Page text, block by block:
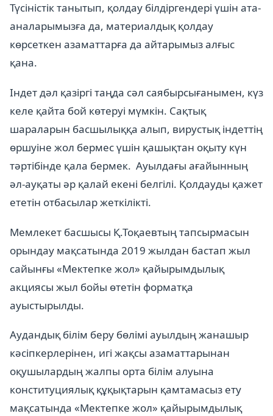
Түсіністік танытып, қолдау білдіргендері үшін ата-
аналарымызға да, материалдық қолдау
көрсеткен азаматтарға да айтарымыз алғыс
қана.
Індет дәл қазіргі таңда сәл саябырсығанымен, күз
келе қайта бой көтеруі мүмкін. Сақтық
шараларын басшылыққа алып, вирустық індеттің
өршуіне жол бермес үшін қашықтан оқыту күн
тәртібінде қала бермек. Ауылдағы ағайынның
әл-ауқаты әр қалай екені белгілі. Қолдауды қажет
ететін отбасылар жеткілікті.
Мемлекет басшысы Қ.Тоқаевтың тапсырмасын
орындау мақсатында 2019 жылдан бастап жыл
сайынғы «Мектепке жол» қайырымдылық
акциясы жыл бойы өтетін форматқа
ауыстырылды.
Аудандық білім беру бөлімі ауылдың жанашыр
кәсіпкерлерінен, игі жақсы азаматтарынан
оқушылардың жалпы орта білім алуына
конституциялық құқықтарын қамтамасыз ету
мақсатында «Мектепке жол» қайырымдылық